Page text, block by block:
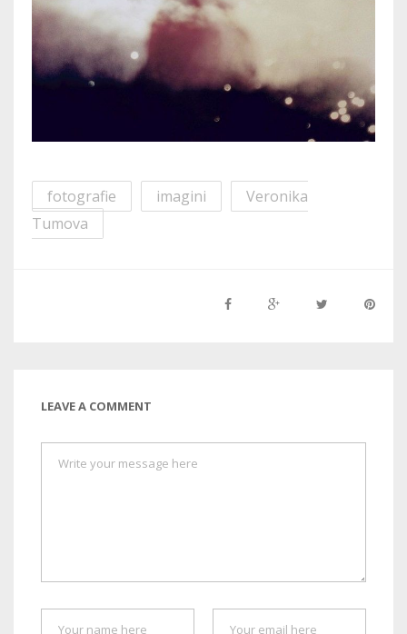
fotografie imagini
Veronika
Tumova
LEAVE A COMMENT